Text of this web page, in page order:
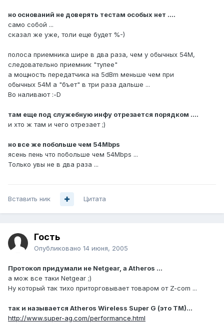
но оснований не доверять тестам особых нет ....
само собой ...
сказал же уже, толи еще будет %-)
полоса приемника шире в два раза, чем у обычных 54M,
следовательно приемник "тупее"
а мощность передатчика на 5dBm меньше чем при
обычных 54M а "бъет" в три раза дальше ...
Во наливают :-D
там еще под служебную инфу отрезается порядком ....
и хто ж там и чего отрезает ;)
но все же побольше чем 54Mbps
ясень пень что побольше чем 54Mbps ...
Только увы не в два раза ...
Вставить ник Цитата
Гость
Опубликовано 14 июня, 2005
Протокол придумали не Netgear, а Atheros ...
а мож все таки Netgear ;)
Ну который так тихо приторговывает товаром от Z-com ...
так и называется Atheros Wireless Super G (это TM)...
http://www.super-ag.com/performance.html